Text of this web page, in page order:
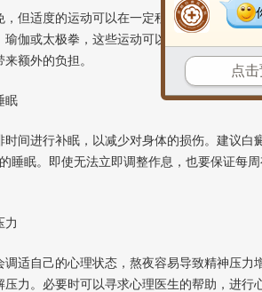
适度的运动可以在一定程度上缓解熬夜带
伽或太极拳，这些运动可以帮助舒缓压力，
额外的负担。
眠
进行补眠，以减少对身体的损伤。建议白
睡眠。即使无法立即调整作息，也要保证每
自己的心理状态，熬夜容易导致精神压力
压力。必要时可以寻求心理医生的帮助，进
点